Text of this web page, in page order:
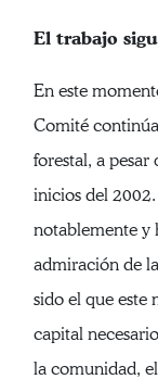
El trabajo
En este
Comité
forestal, a
inicios del
notablemente y
admiración de
sido el que este
capital
la comunidad,